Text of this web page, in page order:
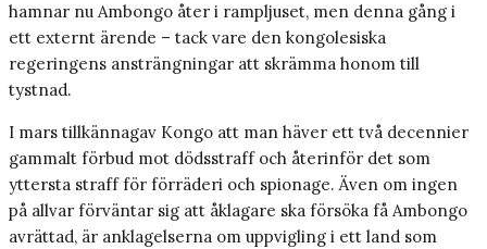
hamnar nu Ambongo åter i rampljuset, men denna gång i
ett externt ärende – tack vare den kongolesiska
regeringens ansträngningar att skrämma honom till
tystnad.
I mars tillkännagav Kongo att man häver ett två decennier
gammalt förbud mot dödsstraff och återinför det som
yttersta straff för förräderi och spionage. Även om ingen
på allvar förväntar sig att åklagare ska försöka få Ambongo
avrättad, är anklagelserna om uppvigling i ett land som